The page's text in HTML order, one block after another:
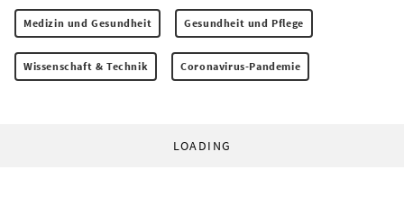
Medizin und Gesundheit Gesundheit und Pflege
Wissenschaft & Technik Coronavirus-Pandemie
LOADING